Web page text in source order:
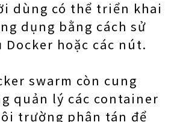
dùng có thể triển khai
dụng bằng cách sử
Docker hoặc các nút.
swarm còn cung
quản lý các container
trường phân tán để